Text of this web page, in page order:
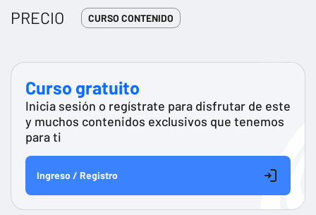
PRECIO CURSO CONTENIDO
Curso gratuito
Inicia sesión o regístrate para disfrutar de este
y muchos contenidos exclusivos que tenemos
para ti
Ingreso / Registro